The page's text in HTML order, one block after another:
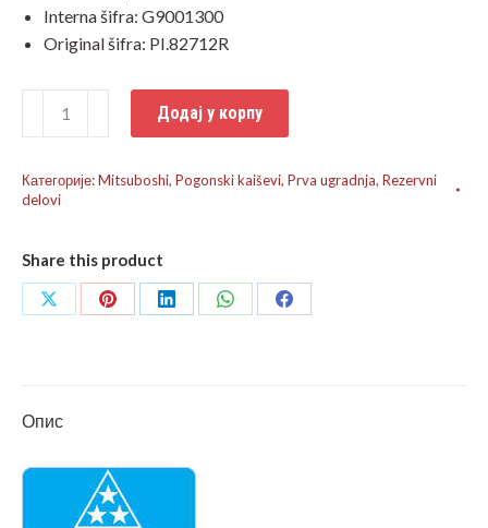
Interna šifra: G9001300
Original šifra: PI.82712R
Scarabeo
50
количина
Додај у корпу
Категорије:Mitsuboshi, Pogonski kaiševi, Prva ugradnja, Rezervni
delovi
Share this product
Share
Share
Share
Share
Share
Опис